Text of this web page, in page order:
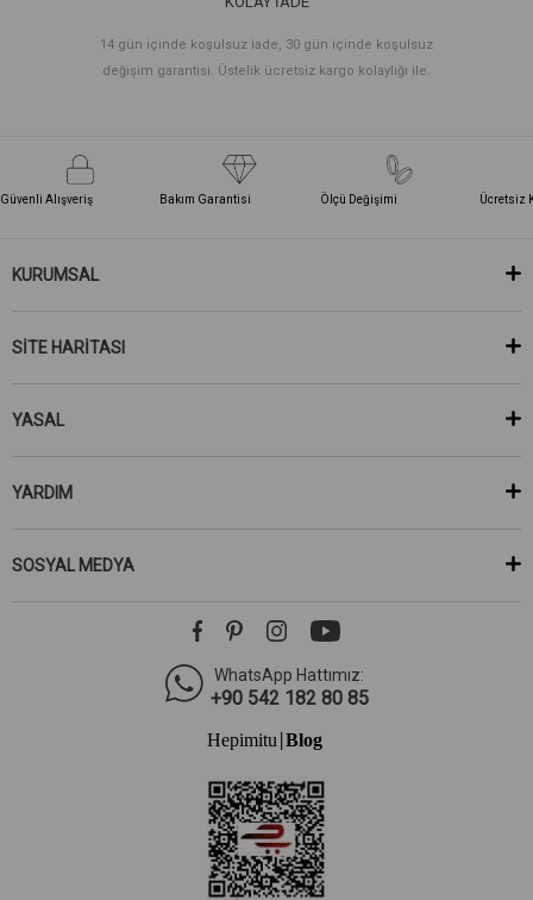
14 gün içinde koşulsuz iade, 30 gün içinde koşulsuz
değişim garantisi. Üstelik ücretsiz kargo kolaylığı ile.
Güvenli Alışveriş Bakım Garantisi Ölçü Değişimi Ücretsiz
KURUMSAL
SİTE HARİTASI
YASAL
YARDIM
SOSYAL MEDYA
WhatsApp Hattımız:
+90 542 182 80 85
Hepimitu| Blog